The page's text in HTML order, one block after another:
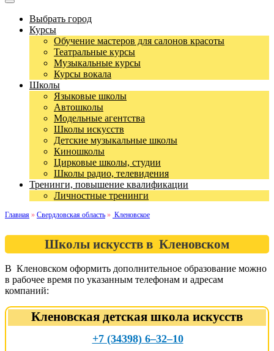
Выбрать город
Курсы
Обучение мастеров для салонов красоты
Театральные курсы
Музыкальные курсы
Курсы вокала
Школы
Языковые школы
Автошколы
Модельные агентства
Школы искусств
Детские музыкальные школы
Киношколы
Цирковые школы, студии
Школы радио, телевидения
Тренинги, повышение квалификации
Личностные тренинги
Главная » Свердловская область » Кленовское
Школы искусств в Кленовском
В Кленовском оформить дополнительное образование можно
в рабочее время по указанным телефонам и адресам
компаний:
Кленовская детская школа искусств
+7 (34398) 6‒32‒10